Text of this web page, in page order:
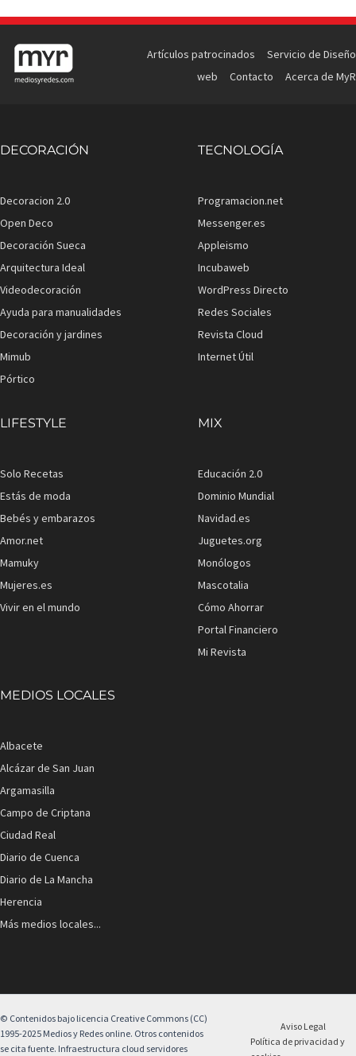
Artículos patrocinados
Servicio de Diseño
web
Contacto Acerca de MyR
DECORACIÓN
Decoracion 2.0
Open Deco
Decoración Sueca
Arquitectura Ideal
Videodecoración
Ayuda para manualidades
Decoración y jardines
Mimub
Pórtico
TECNOLOGÍA
Programacion.net
Messenger.es
Appleismo
Incubaweb
WordPress Directo
Redes Sociales
Revista Cloud
Internet Útil
LIFESTYLE
Solo Recetas
Estás de moda
Bebés y embarazos
Amor.net
Mamuky
Mujeres.es
Vivir en el mundo
MIX
Educación 2.0
Dominio Mundial
Navidad.es
Juguetes.org
Monólogos
Mascotalia
Cómo Ahorrar
Portal Financiero
Mi Revista
MEDIOS LOCALES
Albacete
Alcázar de San Juan
Argamasilla
Campo de Criptana
Ciudad Real
Diario de Cuenca
Diario de La Mancha
Herencia
Más medios locales...
© Contenidos bajo licencia Creative Commons (CC)
1995-2025 Medios y Redes online. Otros contenidos
se cita fuente. Infraestructura cloud servidores
Aviso Legal
Política de privacidad y